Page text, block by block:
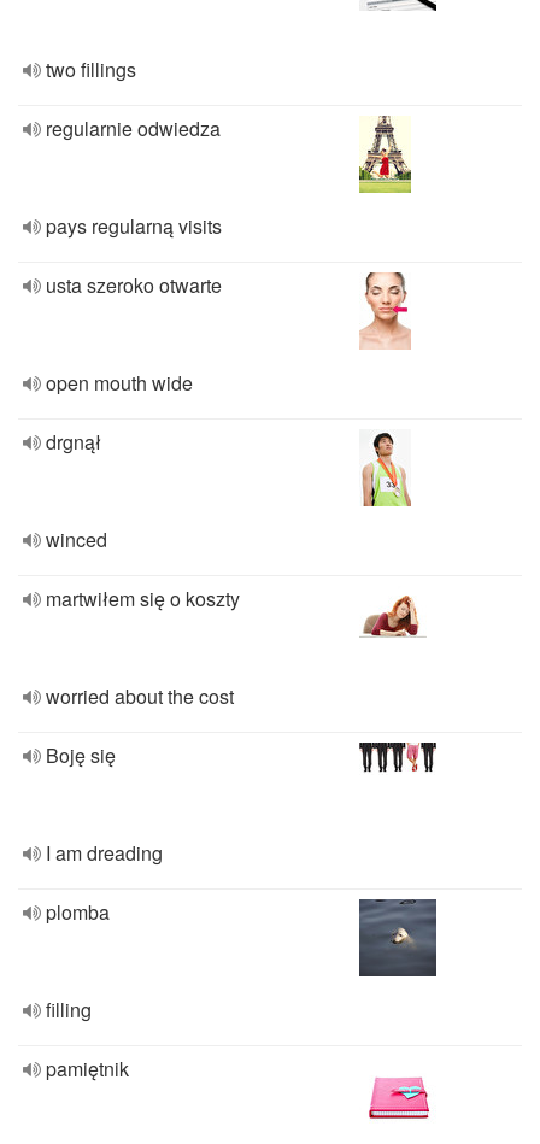
two fillings
regularnie odwiedza
pays regularną visits
usta szeroko otwarte
open mouth wide
drgnął
winced
martwiłem się o koszty
worried about the cost
Boję się
I am dreading
plomba
filling
pamiętnik